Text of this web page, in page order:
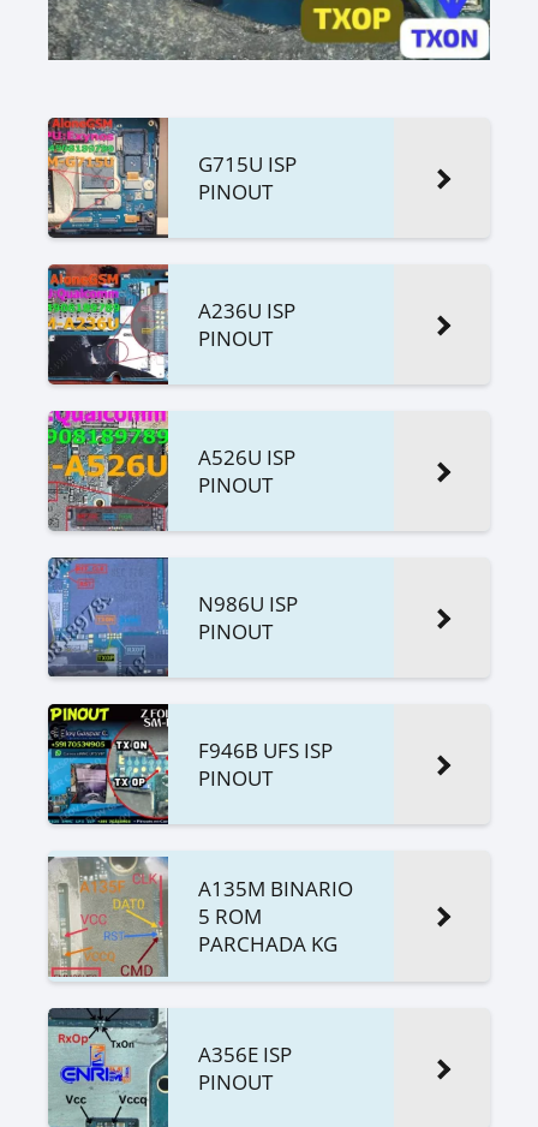
G715U ISP
PINOUT
A236U ISP
PINOUT
A526U ISP
PINOUT
N986U ISP
PINOUT
F946B UFS ISP
PINOUT
A135M BINARIO
5 ROM
PARCHADA KG
A356E ISP
PINOUT